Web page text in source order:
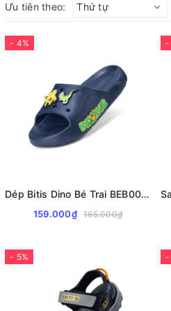
Ưu tiên theo: Thứ tự
- 4%
Dép Bitis Dino Bé Trai BEB008700
159.000₫ 165.000₫
-
- 5% -